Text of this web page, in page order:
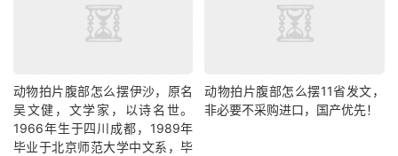
动物拍片腹部怎么摆​伊沙，原名
吴文健，文学家，以诗名世。
1966年生于四川成都，1989年
毕业于北京师范大学中文系，毕
动物拍片腹部怎么摆11省发文，
非必要不采购进口，国产优先！